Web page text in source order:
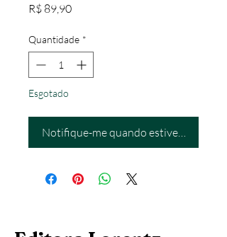
R$ 89,90Preço
Quantidade *
Esgotado
Notifique-me quando estiver disponível